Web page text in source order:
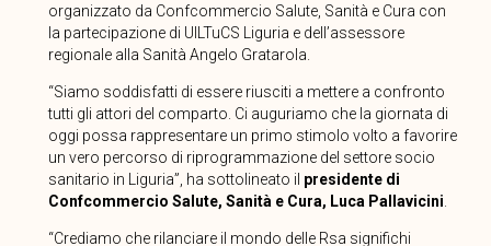
organizzato da Confcommercio Salute, Sanità e Cura con
la partecipazione di UILTuCS Liguria e dell’assessore
regionale alla Sanità Angelo Gratarola.
“Siamo soddisfatti di essere riusciti a mettere a confronto
tutti gli attori del comparto. Ci auguriamo che la giornata di
oggi possa rappresentare un primo stimolo volto a favorire
un vero percorso di riprogrammazione del settore socio
sanitario in Liguria”, ha sottolineato il presidente di
Confcommercio Salute, Sanità e Cura, Luca Pallavicini.
“Crediamo che rilanciare il mondo delle Rsa significhi